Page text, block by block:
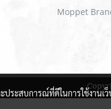
Moppet
ระสบการณ์ที่ดีในการใช้งานเ